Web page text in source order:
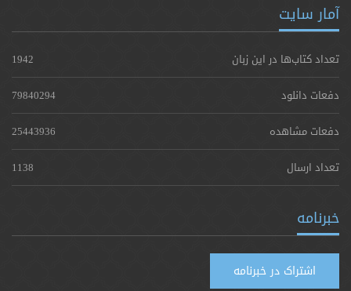
آمار سایت
تعداد کتاب‌ها در این زبان
1942
دفعات دانلود
79840294
دفعات مشاهده
25443936
تعداد ارسال
1138
خبرنامه
اشتراک در خبرنامه